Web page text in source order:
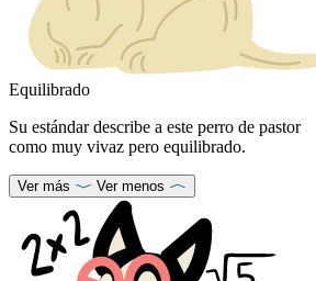
Equilibrado
Su estándar describe a este perro de pastor
como muy vivaz pero equilibrado.
Ver más Ver menos